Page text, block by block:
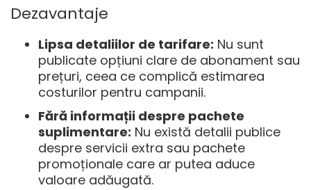
Dezavantaje
Lipsa detaliilor de tarifare: Nu sunt
publicate opțiuni clare de abonament sau
prețuri, ceea ce complică estimarea
costurilor pentru campanii.
Fără informații despre pachete
suplimentare: Nu există detalii publice
despre servicii extra sau pachete
promoționale care ar putea aduce
valoare adăugată.